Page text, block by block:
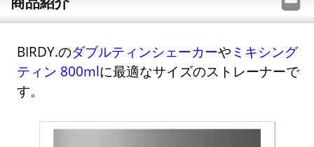
BIRDY.のダブルティンシェーカーや ミキシング
ティン 800mlに最適なサイズのストレーナーで
す。